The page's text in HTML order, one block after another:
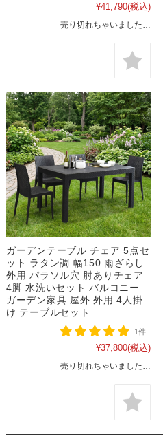
¥41,790(税込)
売り切れちゃいました…
ガーデンテーブル チェア 5点セ
ット ラタン調 幅150 雨ざらし
外用 パラソル穴 肘ありチェア
4脚 水洗いセット バルコニー
ガーデン家具 屋外 外用 4人掛
け テーブルセット
1件
¥37,800(税込)
売り切れちゃいました…